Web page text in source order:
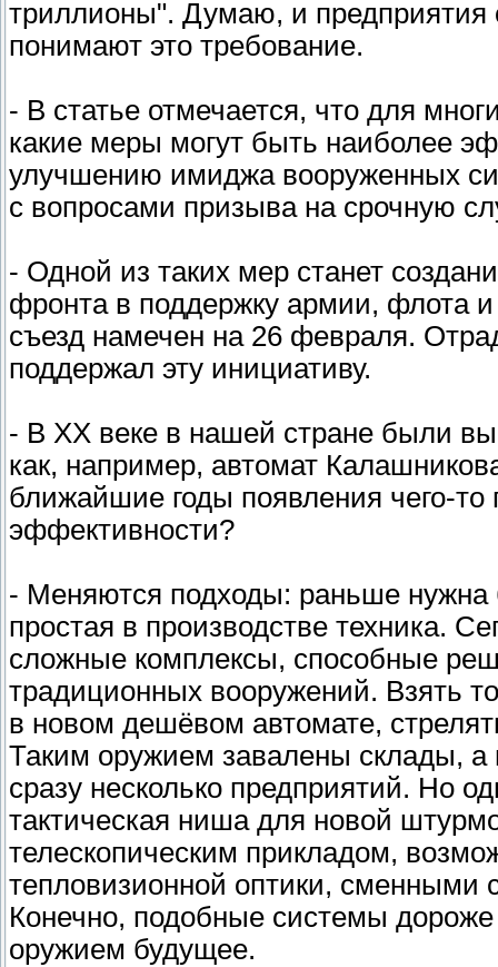
триллионы". Думаю, и предприятия
понимают это требование.
- В статье отмечается, что для
какие меры могут быть наиболее
улучшению имиджа вооруженных
с вопросами призыва на срочную
- Одной из таких мер станет
фронта в поддержку армии, флота
съезд намечен на 26 февраля.
поддержал эту инициативу.
- В ХХ веке в нашей стране были
как, например, автомат
ближайшие годы появления чего-то
эффективности?
- Меняются подходы: раньше
простая в производстве техника.
сложные комплексы, способные
традиционных вооружений. Взять
в новом дешёвом автомате,
Таким оружием завалены склады, а
сразу несколько предприятий. Но
тактическая ниша для новой
телескопическим прикладом,
тепловизионной оптики, сменными
Конечно, подобные системы
оружием будущее.